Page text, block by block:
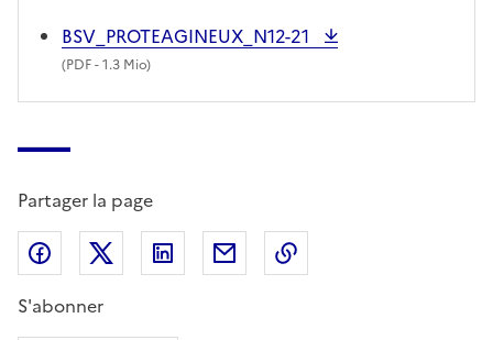
BSV_PROTEAGINEUX_N12-21
(PDF- 1.3 Mio)
Partager la page
Partager sur Facebook
Partager sur X (anciennement Twitter)
Partager sur LinkedIn
Partager par email
S'abonner